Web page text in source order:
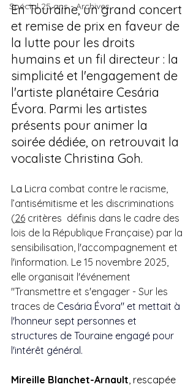
Spécial 25 ans - Archives
En Touraine, un grand concert
et remise de prix en faveur de
la lutte pour les droits
humains et un fil directeur : la
simplicité et l'engagement de
l'artiste planétaire Cesária
Évora. Parmi les artistes
présents pour animer la
soirée dédiée, on retrouvait la
vocaliste Christina Goh.
La Licra combat contre le racisme,
l’antisémitisme et les discriminations
(26 critères  définis dans le cadre des
lois de la République Française) par la
sensibilisation, l'accompagnement et
l'information. Le 15 novembre 2025,
elle organisait l'événement
"Transmettre et s'engager - Sur les
traces de Cesária Évora" et mettait à
l'honneur sept personnes et
structures de Touraine engagé pour
l'intérêt général.
Mireille Blanchet-Arnault, rescapée